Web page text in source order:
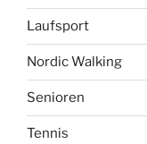
Laufsport
Nordic Walking
Senioren
Tennis